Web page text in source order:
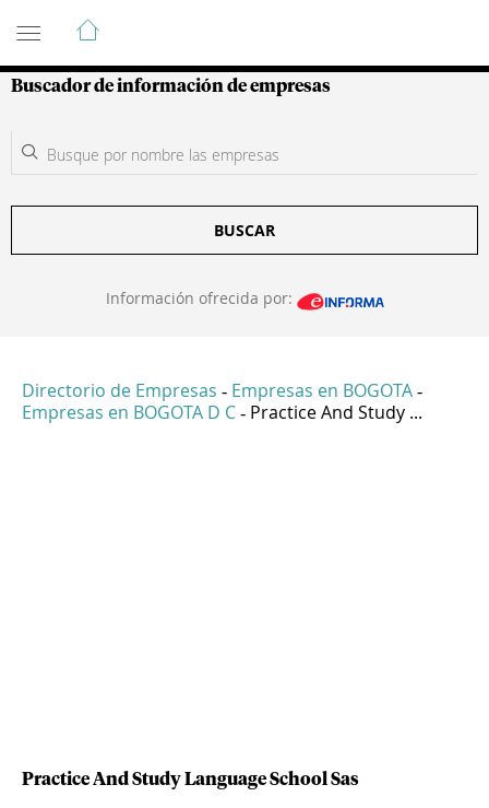
Guía de Empresas Colombianas
Buscador de información de empresas
BUSCAR
Información ofrecida por:
Directorio de Empresas - Empresas en BOGOTA -
Empresas en BOGOTA D C - Practice And Study ...
Practice And Study Language School Sas